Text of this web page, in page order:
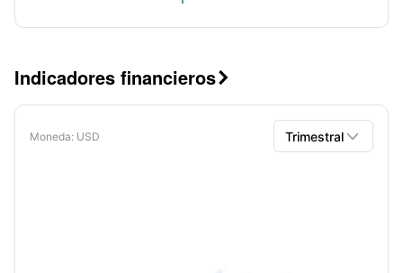
Indicadores financieros
Moneda: USD Trimestral 